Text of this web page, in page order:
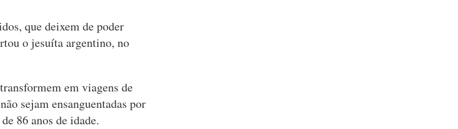
que deixem de poder
o jesuíta argentino, no
em viagens de
sejam ensanguentadas por
86 anos de idade.